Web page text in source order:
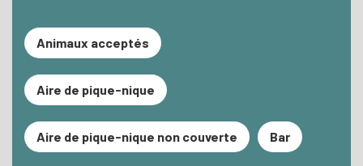
Animaux acceptés
Aire de pique-nique
Aire de pique-nique non couverte Bar